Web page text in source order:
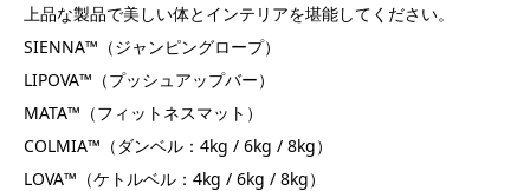
上品な製品で美しい体とインテリアを堪能してください。
SIENNA™（ジャンピングロープ）
LIPOVA™（プッシュアップバー）
MATA™（フィットネスマット）
COLMIA™（ダンベル：4kg / 6kg / 8kg）
LOVA™（ケトルベル：4kg / 6kg / 8kg）